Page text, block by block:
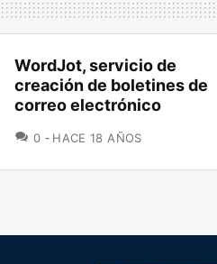
WordJot, servicio de
creación de boletines de
correo electrónico
0 COMENTARIOS
HACE 18 AÑOS